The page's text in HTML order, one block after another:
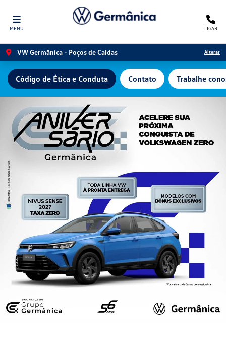
MENU LIGAR
VW Germânica - Poços de Caldas Alterar
Contato Trabalhe
Código de Ética e Conduta